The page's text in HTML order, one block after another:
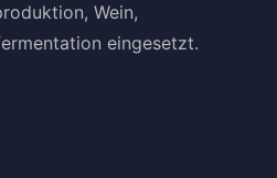
Wein,
eingesetzt.